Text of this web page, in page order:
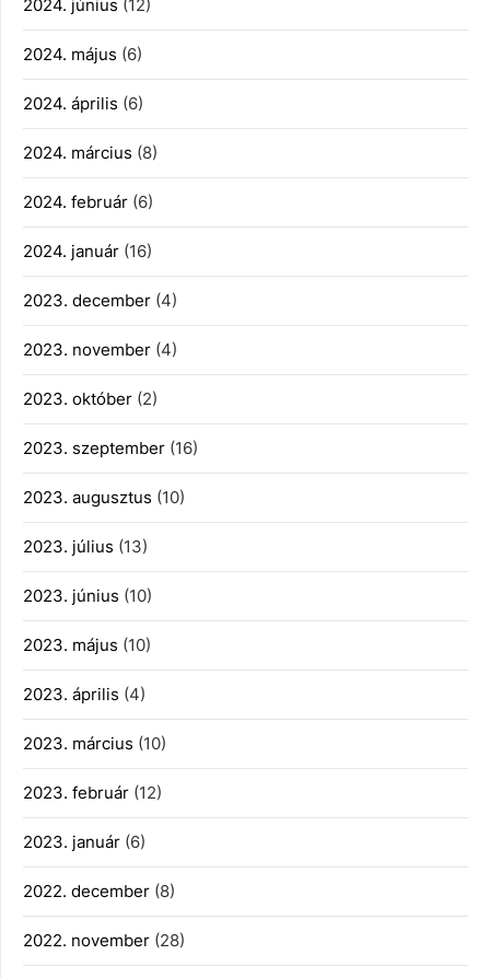
2024. június (12)
2024. május (6)
2024. április (6)
2024. március (8)
2024. február (6)
2024. január (16)
2023. december (4)
2023. november (4)
2023. október (2)
2023. szeptember (16)
2023. augusztus (10)
2023. július (13)
2023. június (10)
2023. május (10)
2023. április (4)
2023. március (10)
2023. február (12)
2023. január (6)
2022. december (8)
2022. november (28)